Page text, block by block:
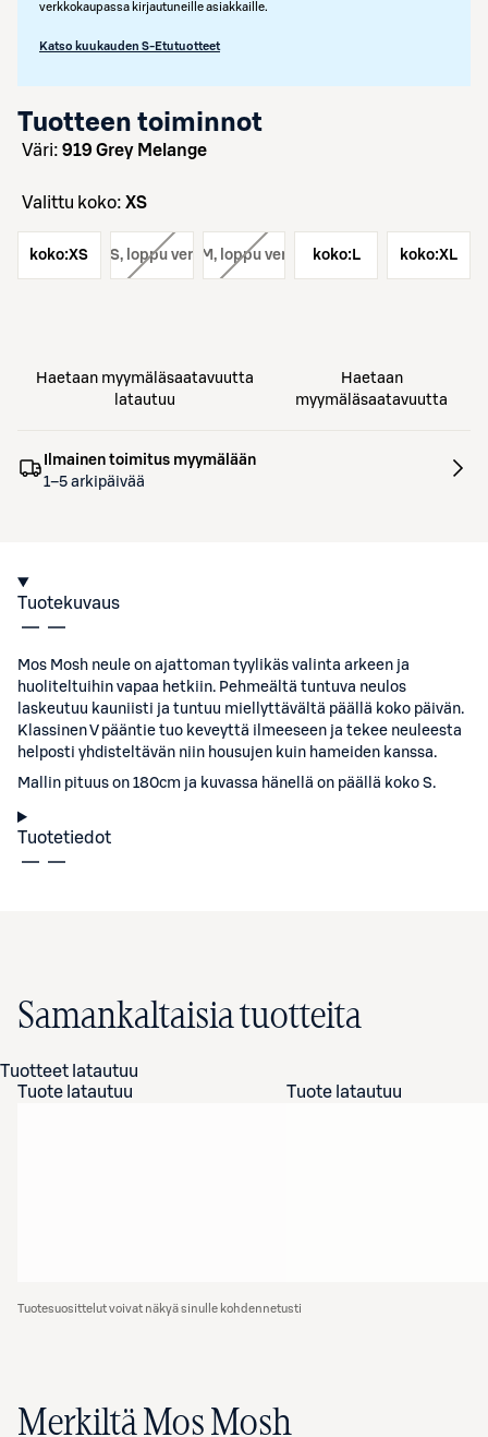
verkkokaupassa kirjautuneille asiakkaille.
Katso kuukauden S-Etutuotteet
Tuotteen toiminnot
väri: 919 Grey Melange
Valittu koko: XS
koko:XS
koko: S, loppu verkosta
koko: M, loppu verkostakoko: L koko:XL
Haetaan myymäläsaatavuutta
latautuu
Haetaan
myymäläsaatavuutta
Ilmainen toimitus myymälään
1–5 arkipäivää
Tuotekuvaus
Mos Mosh neule on ajattoman tyylikäs valinta arkeen ja
huoliteltuihin vapaa hetkiin. Pehmeältä tuntuva neulos
laskeutuu kauniisti ja tuntuu miellyttävältä päällä koko päivän.
Klassinen V pääntie tuo keveyttä ilmeeseen ja tekee neuleesta
helposti yhdisteltävän niin housujen kuin hameiden kanssa.
Mallin pituus on 180cm ja kuvassa hänellä on päällä koko S.
Tuotetiedot
Samankaltaisia tuotteita
Tuotteet latautuu
Tuote latautuu
Tuote latautuu
Tuotesuosittelut voivat näkyä sinulle kohdennetusti
Merkiltä Mos Mosh